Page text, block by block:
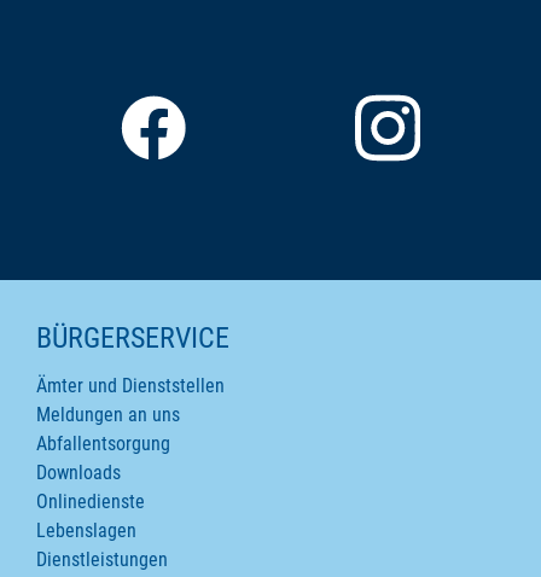
SEITENINHALTE
BÜRGERSERVICE
Ämter und Dienststellen
Meldungen an uns
Abfallentsorgung
Downloads
Onlinedienste
Lebenslagen
Dienstleistungen